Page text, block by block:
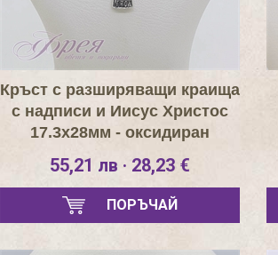
Кръст с разширяващи краища
с надписи и Иисус Христос
17.3х28мм - оксидиран
55,21 лв · 28,23 €
ПОРЪЧАЙ